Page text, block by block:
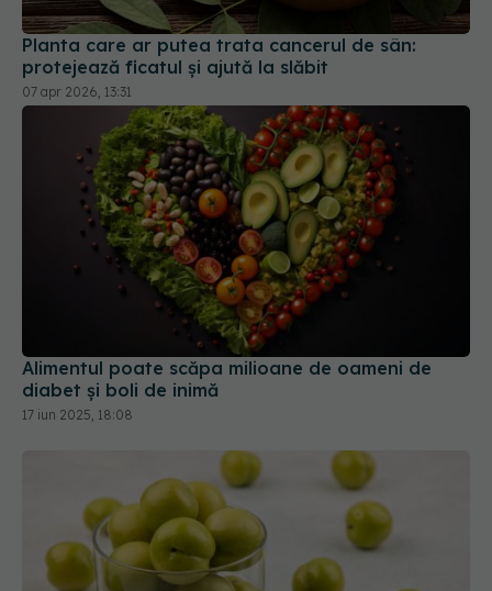
Planta care ar putea trata cancerul de sân:
protejează ficatul și ajută la slăbit
07 apr 2026, 13:31
Alimentul poate scăpa milioane de oameni de
diabet și boli de inimă
17 iun 2025, 18:08